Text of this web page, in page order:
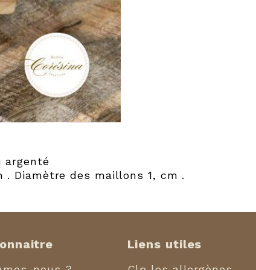
argenté
Diamètre des maillons 1, cm .
Liens utiles